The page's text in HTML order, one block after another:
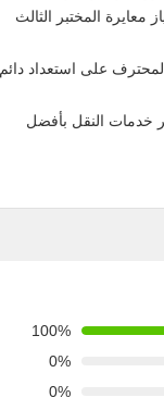
معايرة المختبر الثالث
على استعداد دائم
خدمات النقل بأفضل
100%
0%
0%